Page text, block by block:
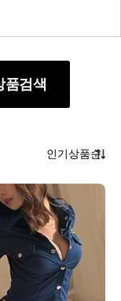
품검색